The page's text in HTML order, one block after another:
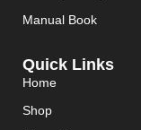
Manual Book
Quick Links
Home
Shop